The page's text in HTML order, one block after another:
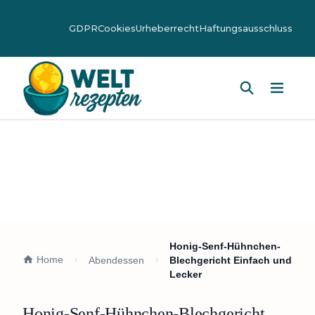
GDPRCookiesUrheberrechtHaftungsausschluss
Home Abendessen
Honig-Senf-Hühnchen-
Blechgericht Einfach und
Lecker